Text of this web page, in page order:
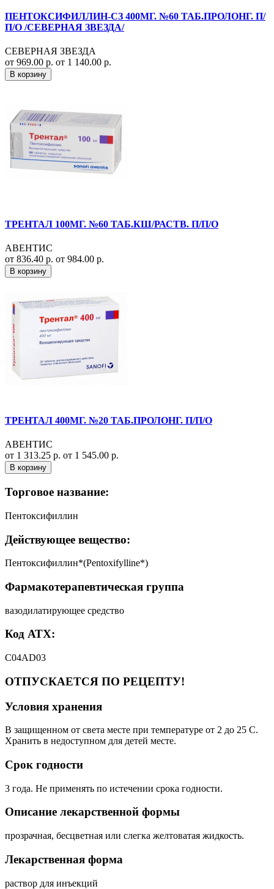
ПЕНТОКСИФИЛЛИН-СЗ 400МГ. №60 ТАБ.ПРОЛОНГ. П/
П/О /СЕВЕРНАЯ ЗВЕЗДА/
СЕВЕРНАЯ ЗВЕЗДА
от 969.00 р. от 1 140.00 р.
В корзину
ТРЕНТАЛ 100МГ. №60 ТАБ.КШ/РАСТВ. П/П/О
АВЕНТИС
от 836.40 р. от 984.00 р.
В корзину
ТРЕНТАЛ 400МГ. №20 ТАБ.ПРОЛОНГ. П/П/О
АВЕНТИС
от 1 313.25 р. от 1 545.00 р.
В корзину
Торговое название:
Пентоксифиллин
Действующее вещество:
Пентоксифиллин*(Pentoxifylline*)
Фармакотерапевтическая группа
вазодилатирующее средство
Код АТХ:
C04AD03
ОТПУСКАЕТСЯ ПО РЕЦЕПТУ!
Условия хранения
В защищенном от света месте при температуре от 2 до 25 C.
Хранить в недоступном для детей месте.
Срок годности
3 года. Не применять по истечении срока годности.
Описание лекарственной формы
прозрачная, бесцветная или слегка желтоватая жидкость.
Лекарственная форма
раствор для инъекций